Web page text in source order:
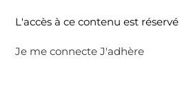
L'accès à ce contenu est
Je me connecte J'adhère